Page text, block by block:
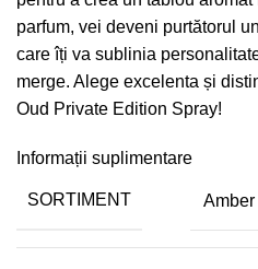
parfum, vei deveni purtătorul
care îți va sublinia
merge. Alege excelenta și
Oud Private Edition Spray!
Informații suplimentare
SORTIMENT